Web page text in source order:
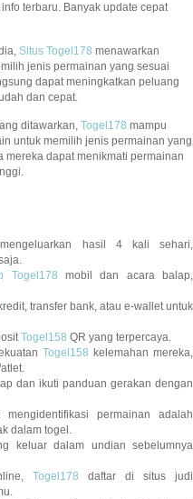
terbaru. Banyak update cepat
Situs Togel178 menawarkan
jenis permainan yang sesuai
dapat meningkatkan peluang
dan cepat.
ditawarkan, Togel178 mampu
untuk memilih jenis permainan yang
dapat menikmati permainan
hasil 4 kali sehari,
Togel178 mobil dan acara balap,
kredit, transfer bank, atau e-wallet untuk
Togel158 QR yang terpercaya.
Togel158 kelemahan mereka,
dan ikuti panduan gerakan dengan
permainan adalah
dalam togel.
keluar dalam undian sebelumnya
Togel178 daftar di situs judi